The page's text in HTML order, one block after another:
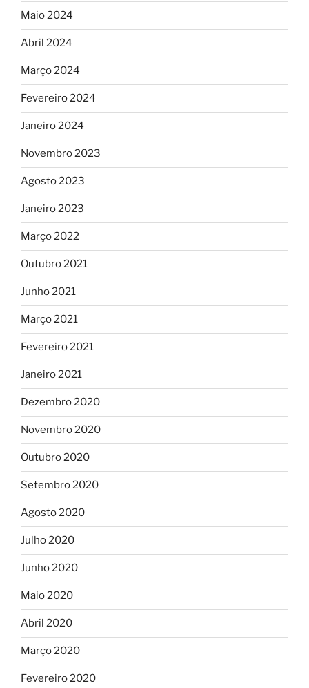
Maio 2024
Abril 2024
Março 2024
Fevereiro 2024
Janeiro 2024
Novembro 2023
Agosto 2023
Janeiro 2023
Março 2022
Outubro 2021
Junho 2021
Março 2021
Fevereiro 2021
Janeiro 2021
Dezembro 2020
Novembro 2020
Outubro 2020
Setembro 2020
Agosto 2020
Julho 2020
Junho 2020
Maio 2020
Abril 2020
Março 2020
Fevereiro 2020